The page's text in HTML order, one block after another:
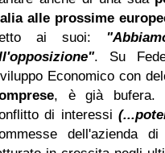
alle prossime
ai suoi:
. Su
Economico con
, è già bufera.
di interessi
dell'azienda